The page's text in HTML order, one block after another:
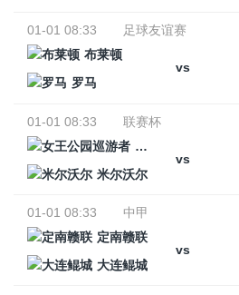
01-01 08:33
足球友谊赛
布莱顿
vs
罗马
01-01 08:33
联赛杯
女王公园巡游者
vs
米尔沃尔
01-01 08:33
中甲
定南赣联
vs
大连鲲城